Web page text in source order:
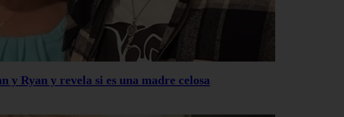
y Ryan y revela si es una madre celosa